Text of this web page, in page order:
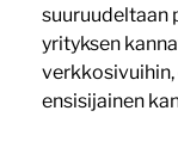
suuruudeltaan
yrityksen
verkkosivuihin,
ensisijainen